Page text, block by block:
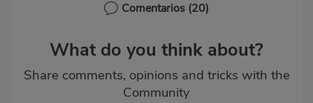
Comentarios (20)
What do you think about?
Share comments, opinions and tricks with the
Community